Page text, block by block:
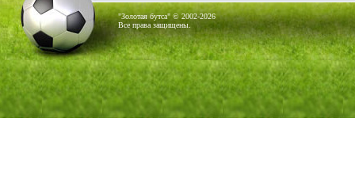
"Золотая бутса" © 2002-2026
Все права защищены.